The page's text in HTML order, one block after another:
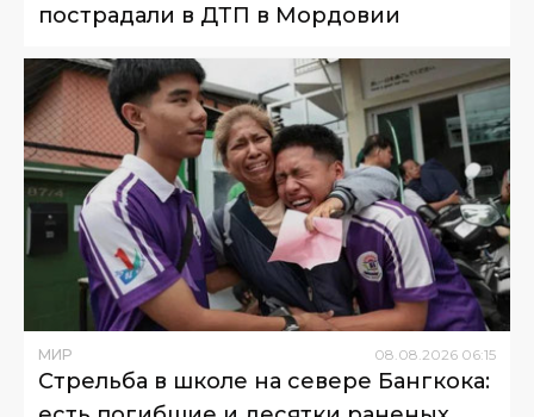
пострадали в ДТП в Мордовии
МИР 08.08.2026 06:15
Стрельба в школе на севере Бангкока: